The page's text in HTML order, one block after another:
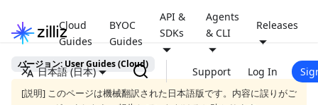
Cloud
Guides
BYOC
Guides
API &
SDKs
Agents
& CLI
Releases
日本語 (日本) Support Log In
バージョン: User Guides (Cloud)
[説明] このページは機械翻訳された日本語版です。内容に誤りがご